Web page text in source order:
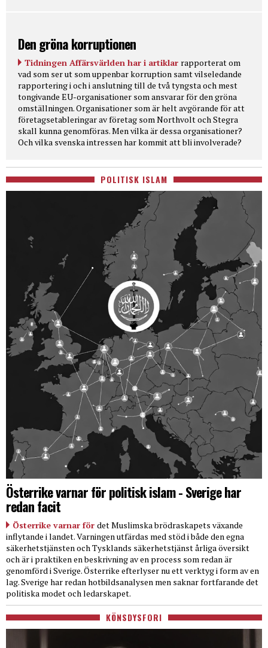
Den gröna korruptionen
Tidningen Affärsvärlden har i artiklar rapporterat om
vad som ser ut som uppenbar korruption samt vilseledande
rapportering i och i anslutning till de två tyngsta och mest
tongivande EU-organisationer som ansvarar för den gröna
omställningen. Organisationer som är helt avgörande för att
företagsetableringar av företag som Northvolt och Stegra
skall kunna genomföras. Men vilka är dessa organisationer?
Och vilka svenska intressen har kommit att bli involverade?
POLITISK ISLAM
Österrike varnar för politisk islam - Sverige har
redan facit
Österrike varnar för det Muslimska brödraskapets växande
inflytande i landet. Varningen utfärdas med stöd i både den egna
säkerhetstjänsten och Tysklands säkerhetstjänst årliga översikt
och är i praktiken en beskrivning av en process som redan är
genomförd i Sverige. Österrike efterlyser nu ett verktyg i form av en
lag. Sverige har redan hotbildsanalysen men saknar fortfarande det
politiska modet och ledarskapet.
KÖNSDYSFORI